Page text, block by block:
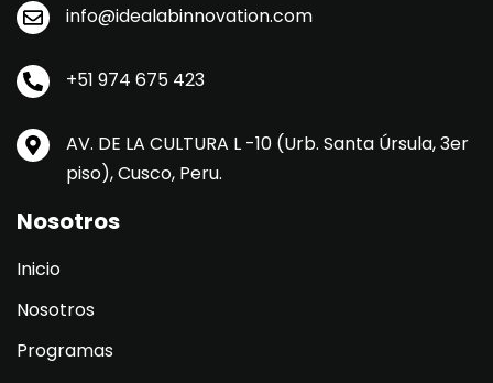
info@idealabinnovation.com
+51 974 675 423
AV. DE LA CULTURA L -10 (Urb. Santa Úrsula, 3er
piso), Cusco, Peru.
Nosotros
Inicio
Nosotros
Programas